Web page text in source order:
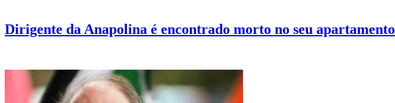
Dirigente da Anapolina é encontrado morto no seu apartamento